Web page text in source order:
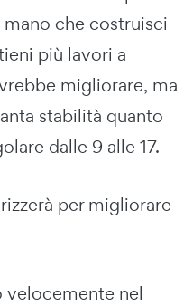
che costruisci
più lavori a
migliorare, ma
stabilità quanto
dalle 9 alle 17.
per migliorare
velocemente nel